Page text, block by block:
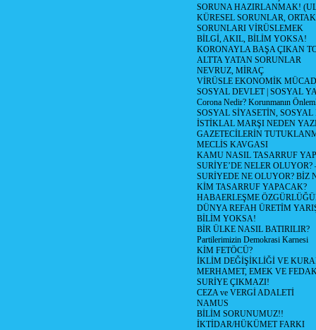
SORUNA HAZIRLANMAK!
KÜRESEL SORUNLAR,
SORUNLARI VİRÜSLEMEK
BİLGİ, AKIL, BİLİM YOKSA!
KORONAYLA BAŞA ÇIKAN
ALTTA YATAN SORUNLAR
NEVRUZ, MİRAÇ
VİRÜSLE EKONOMİK
SOSYAL DEVLET | SOSYAL
Corona Nedir? Korunmanın
SOSYAL SİYASETİN,
İSTİKLAL MARŞI NEDEN
GAZETECİLERİN
MECLİS KAVGASI
KAMU NASIL TASARRUF
SURİYE’DE NELER OLUYOR?
SURİYEDE NE OLUYOR? BİZ
KİM TASARRUF YAPACAK?
HABAERLEŞME
DÜNYA REFAH ÜRETİM
BİLİM YOKSA!
BİR ÜLKE NASIL BATIRILIR?
Partilerimizin Demokrasi Karnesi
KİM FETÖCÜ?
İKLİM DEĞİŞİKLİĞİ VE
MERHAMET, EMEK VE
SURİYE ÇIKMAZI!
CEZA ve VERGİ ADALETİ
NAMUS
BİLİM SORUNUMUZ!!
İKTİDAR/HÜKÜMET FARKI